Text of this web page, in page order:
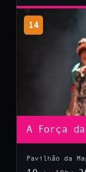
14
A Força da
Pavilhão da